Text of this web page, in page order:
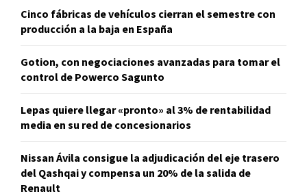
Cinco fábricas de vehículos cierran el semestre con
producción a la baja en España
Gotion, con negociaciones avanzadas para tomar el
control de Powerco Sagunto
Lepas quiere llegar «pronto» al 3% de rentabilidad
media en su red de concesionarios
Nissan Ávila consigue la adjudicación del eje trasero
del Qashqai y compensa un 20% de la salida de
Renault